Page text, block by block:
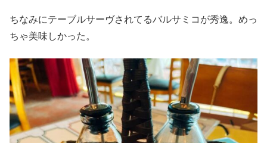
ちなみにテーブルサーヴされてるバルサミコが秀逸。めっ
ちゃ美味しかった。